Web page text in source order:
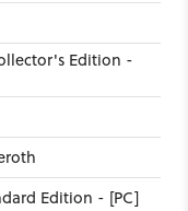
Edition -
Edition - [PC]